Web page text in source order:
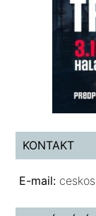
KONTAKT
E-mail: